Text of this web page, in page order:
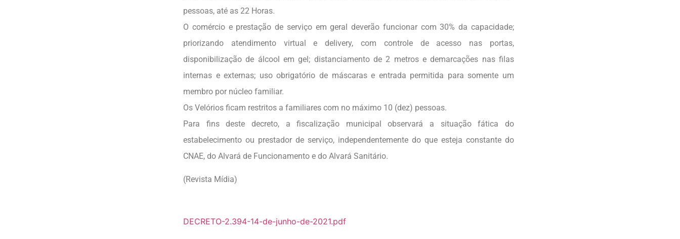
pessoas, até as 22 Horas.
O comércio e prestação de serviço em geral deverão funcionar com 30% da capacidade;
priorizando atendimento virtual e delivery, com controle de acesso nas portas,
disponibilização de álcool em gel; distanciamento de 2 metros e demarcações nas filas
internas e externas; uso obrigatório de máscaras e entrada permitida para somente um
membro por núcleo familiar.
Os Velórios ficam restritos a familiares com no máximo 10 (dez) pessoas.
Para fins deste decreto, a fiscalização municipal observará a situação fática do
estabelecimento ou prestador de serviço, independentemente do que esteja constante do
CNAE, do Alvará de Funcionamento e do Alvará Sanitário.
(Revista Mídia)
DECRETO-2.394-14-de-junho-de-2021.pdf